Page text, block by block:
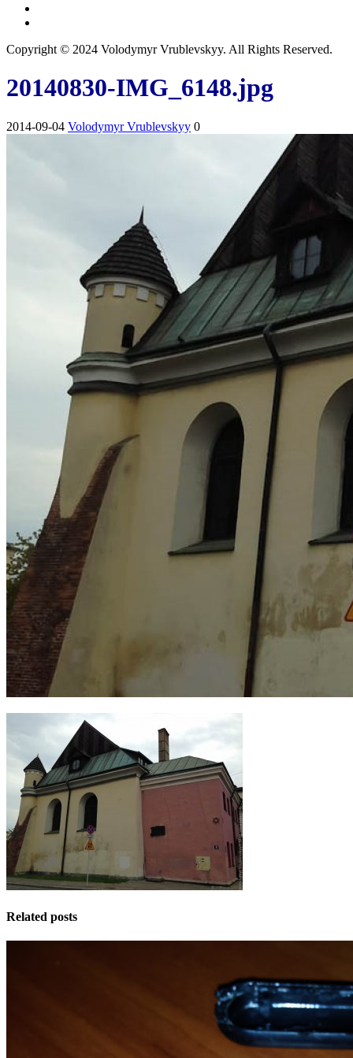
Copyright © 2024 Volodymyr Vrublevskyy. All Rights Reserved.
20140830-IMG_6148.jpg
2014-09-04 Volodymyr Vrublevskyy 0
Related posts